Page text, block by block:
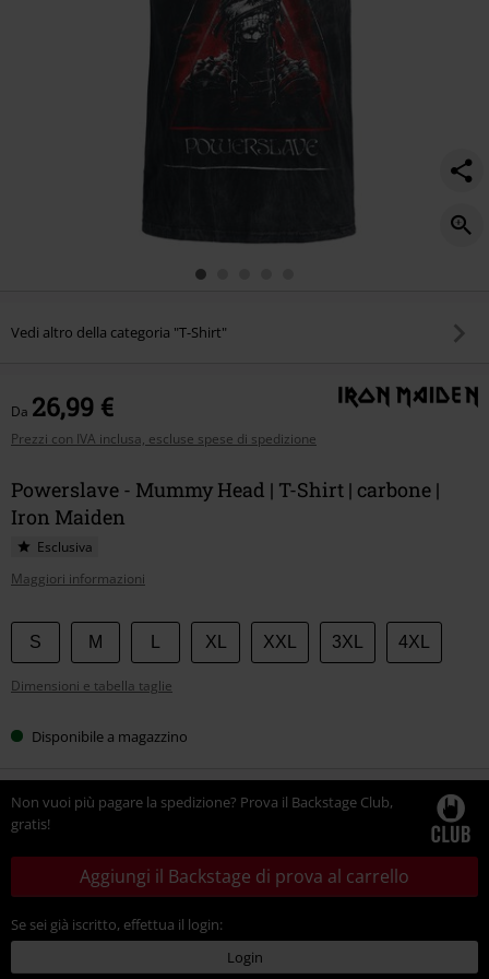
Vedi altro della categoria "T-Shirt"
Da 26,99 €
Prezzi con IVA inclusa, escluse spese di spedizione
Powerslave - Mummy Head | T-Shirt | carbone |
Iron Maiden
Esclusiva
Maggiori informazioni
Scegli
la
tua
S M XL XXL 3XL 4XL
Dimensioni e tabella taglie
Disponibile a magazzino
Non vuoi più pagare la spedizione? Prova il Backstage Club,
gratis!
Aggiungi il Backstage di prova al carrello
Se sei già iscritto, effettua il login:
Login